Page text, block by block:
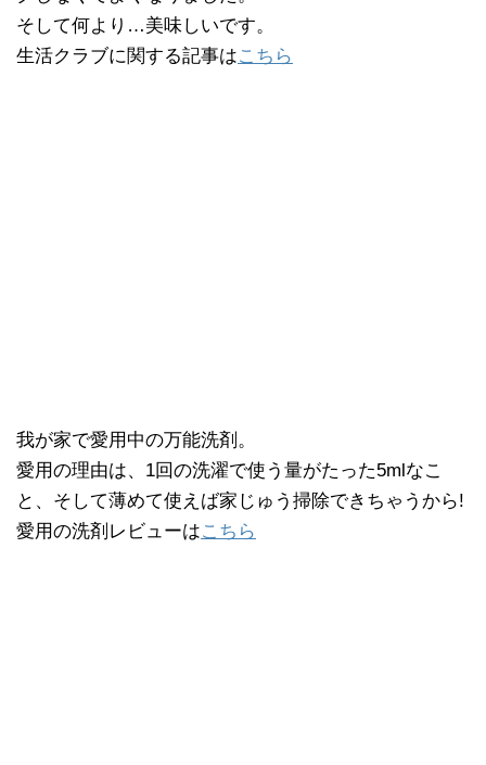
そして何より…美味しいです。
生活クラブに関する記事はこちら
我が家で愛用中の万能洗剤。
愛用の理由は、1回の洗濯で使う量がたった5mlなこ
と、そして薄めて使えば家じゅう掃除できちゃうから!
愛用の洗剤レビューはこちら